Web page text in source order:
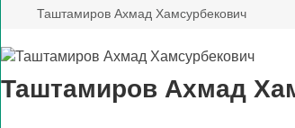
Таштамиров Ахмад Хамсурбекович
Таштамиров Ахмад